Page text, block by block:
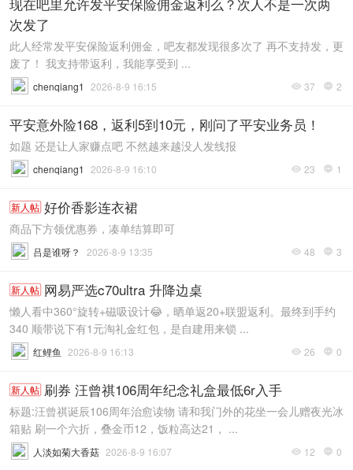
次发了
此人经常发平安保险返利佣金，吧友都发现很多次了 再不支持发，更
废了！ 我支持带返利，我能享受到 ...
 37  2
chenqiang1 2026-8-9 16:15
平安意外险168，返利5到10元，刚问了平安业务员！
如题 还是让人家赚点吧 不然越来越没人发线报
 23  1
chenqiang1 2026-8-9 16:10
新人帖 好价香影连衣裙
商品下方领优惠券，凑单结算即可
 48  3
吕是谁呀？ 2026-8-9 13:35
新人帖 网易严选c70ultra 升降边桌
懒人看中360°旋转+磁吸设计😂，晒单返20+联盟返利。最终到手约
340 顺带说下有1元淘礼金红包，是自建用来锁 ...
 26  0
红鲤鱼 2026-8-9 16:13
新人帖 刷券 汪曾祺106周年纪念礼盒最低6r入手
标题:汪曾祺诞辰106周年治愈读物 请和我门外的花坐一会儿赠夜光冰
箱贴 刷一个六折，叠金币12，饭粒高达21， ...
 12  0
人淡如菊大香菇 2026-8-9 16:07